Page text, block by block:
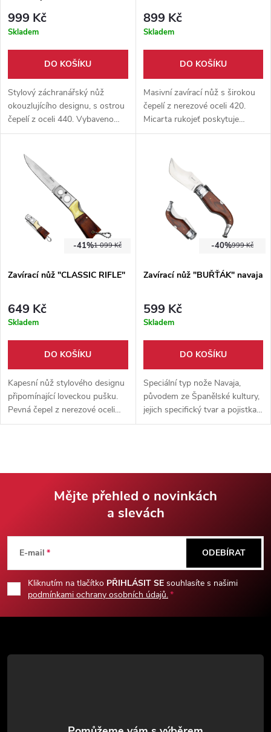
999 Kč
Skladem
DO KOŠÍKU
Stylový záchranářský nůž
okouzlujícího designu, s ostrou
čepelí z oceli 440. Vybaveno
pevným klipem na opasek,
Pouzdro součástí balení.
899 Kč
Skladem
DO KOŠÍKU
Masivní zavírací nůž s širokou
čepelí z nerezové oceli 420.
Micarta rukojeť poskytuje
pevný úchop při práci v terénu.
1 099 Kč
-41%
Zavírací nůž "CLASSIC RIFLE"
649 Kč
Skladem
DO KOŠÍKU
Kapesní nůž stylového designu
připomínající loveckou pušku.
Pevná čepel z nerezové oceli
7Cr13MoV, rukojeť zdobena
999 Kč
-40%
Zavírací nůž "BUŘŤÁK" navaja
599 Kč
Skladem
DO KOŠÍKU
Speciální typ nože Navaja,
původem ze Španělské kultury,
jejich specifický tvar a pojistka
jsou hlavním rozdílem mezi
p
a
Mějte přehled o novinkách
a slevách
E-mail
Kliknutím na tlačítko PŘIHLÁSIT SE souhlasíte s našimi
podmínkami ochrany osobních údajů.
ODEBÍRAT